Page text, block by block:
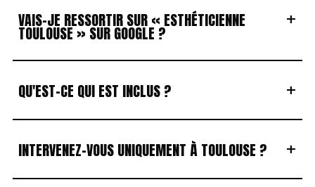
VAIS-JE RESSORTIR SUR « ESTHÉTICIENNE
TOULOUSE » SUR GOOGLE ?
+
QU'EST-CE QUI EST INCLUS ? +
INTERVENEZ-VOUS UNIQUEMENT À TOULOUSE ? +